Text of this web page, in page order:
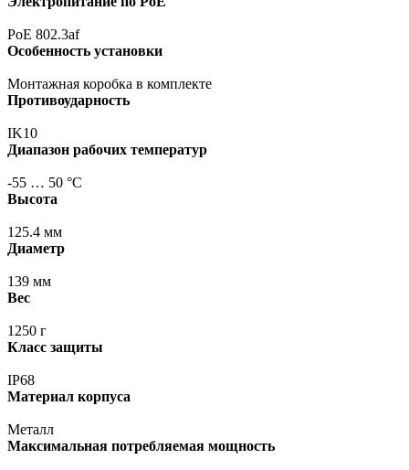
PoE 802.3af
Особенность установки
Монтажная коробка в комплекте
Противоударность
IK10
Диапазон рабочих температур
-55 … 50 °С
Высота
125.4 мм
Диаметр
139 мм
Вес
1250 г
Класс защиты
IP68
Материал корпуса
Металл
Максимальная потребляемая мощность